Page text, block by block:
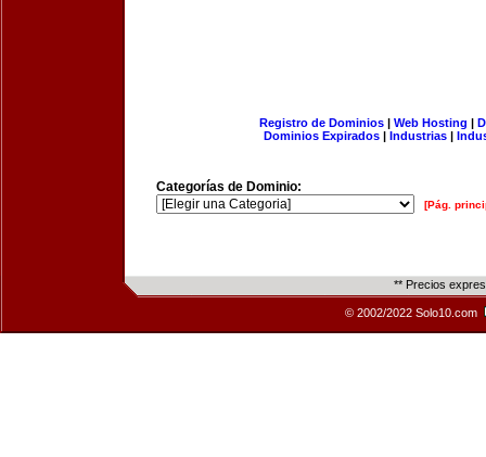
Registro de Dominios| Web Hosting |
Dominios Expirados | Industrias |
Categorías de Dominio:
[Pág.
** Precios
© 2002/2022 Solo10.com